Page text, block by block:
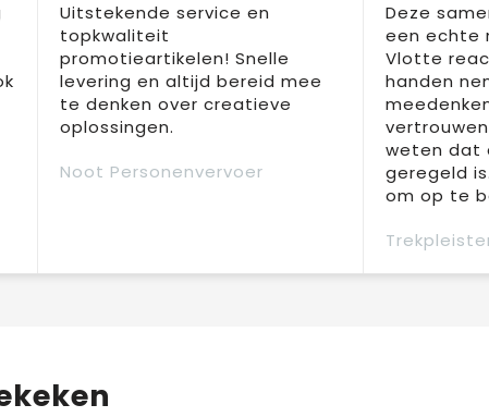
Uitstekende service en
topkwaliteit
promotieartikelen! Snelle
levering en altijd bereid mee
te denken over creatieve
oplossingen.
Noot Personenvervoer
Deze
een echte
Vlotte
handen
weten dat
geregeld
om op te